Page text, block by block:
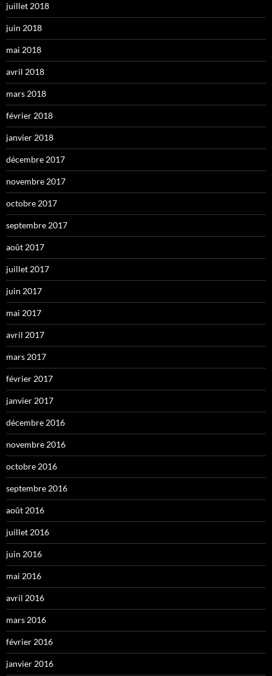
juillet 2018
juin 2018
mai 2018
avril 2018
mars 2018
février 2018
janvier 2018
décembre 2017
novembre 2017
octobre 2017
septembre 2017
août 2017
juillet 2017
juin 2017
mai 2017
avril 2017
mars 2017
février 2017
janvier 2017
décembre 2016
novembre 2016
octobre 2016
septembre 2016
août 2016
juillet 2016
juin 2016
mai 2016
avril 2016
mars 2016
février 2016
janvier 2016